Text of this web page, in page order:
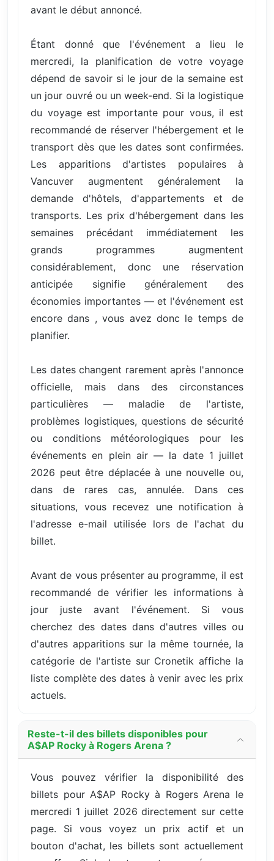
avant le début annoncé.
Étant donné que l'événement a lieu le
mercredi, la planification de votre voyage
dépend de savoir si le jour de la semaine est
un jour ouvré ou un week-end. Si la logistique
du voyage est importante pour vous, il est
recommandé de réserver l'hébergement et le
transport dès que les dates sont confirmées.
Les apparitions d'artistes populaires à
Vancuver augmentent généralement la
demande d'hôtels, d'appartements et de
transports. Les prix d'hébergement dans les
semaines précédant immédiatement les
grands programmes augmentent
considérablement, donc une réservation
anticipée signifie généralement des
économies importantes — et l'événement est
encore dans , vous avez donc le temps de
planifier.
Les dates changent rarement après l'annonce
officielle, mais dans des circonstances
particulières — maladie de l'artiste,
problèmes logistiques, questions de sécurité
ou conditions météorologiques pour les
événements en plein air — la date 1 juillet
2026 peut être déplacée à une nouvelle ou,
dans de rares cas, annulée. Dans ces
situations, vous recevez une notification à
l'adresse e-mail utilisée lors de l'achat du
billet.
Avant de vous présenter au programme, il est
recommandé de vérifier les informations à
jour juste avant l'événement. Si vous
cherchez des dates dans d'autres villes ou
d'autres apparitions sur la même tournée, la
catégorie de l'artiste sur Cronetik affiche la
liste complète des dates à venir avec les prix
actuels.
Reste-t-il des billets disponibles pour
A$AP Rocky à Rogers Arena ?
Vous pouvez vérifier la disponibilité des
billets pour A$AP Rocky à Rogers Arena le
mercredi 1 juillet 2026 directement sur cette
page. Si vous voyez un prix actif et un
bouton d'achat, les billets sont actuellement